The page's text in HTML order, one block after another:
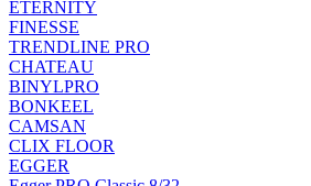
ETERNITY
FINESSE
TRENDLINE PRO
CHATEAU
BINYLPRO
BONKEEL
CAMSAN
CLIX FLOOR
EGGER